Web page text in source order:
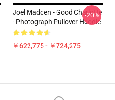
Joel Madden - Good Charlotte
- Photograph Pullover Hoodie
￥622,775 - ￥724,275
-20%